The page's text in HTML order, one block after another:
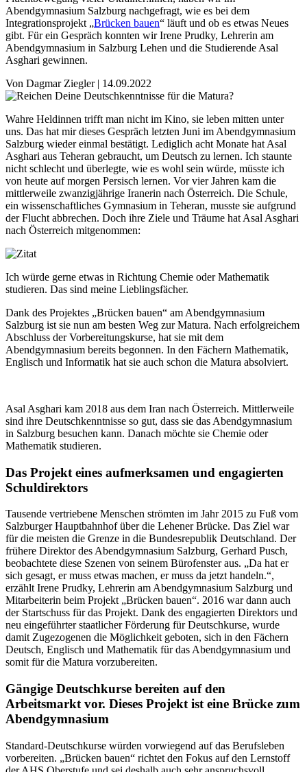
Abendgymnasium Salzburg nachgefragt, wie es bei dem
Integrationsprojekt „Brücken bauen“ läuft und ob es etwas Neues
gibt. Für ein Gespräch konnten wir Irene Prudky, Lehrerin am
Abendgymnasium in Salzburg Lehen und die Studierende Asal
Asghari gewinnen.
Von Dagmar Ziegler| 14.09.2022
Wahre Heldinnen trifft man nicht im Kino, sie leben mitten unter
uns. Das hat mir dieses Gespräch letzten Juni im Abendgymnasium
Salzburg wieder einmal bestätigt. Lediglich acht Monate hat Asal
Asghari aus Teheran gebraucht, um Deutsch zu lernen. Ich staunte
nicht schlecht und überlegte, wie es wohl sein würde, müsste ich
von heute auf morgen Persisch lernen. Vor vier Jahren kam die
mittlerweile zwanzigjährige Iranerin nach Österreich. Die Schule,
ein wissenschaftliches Gymnasium in Teheran, musste sie aufgrund
der Flucht abbrechen. Doch ihre Ziele und Träume hat Asal Asghari
nach Österreich mitgenommen:
Ich würde gerne etwas in Richtung Chemie oder Mathematik
studieren. Das sind meine Lieblingsfächer.
Dank des Projektes „Brücken bauen“ am Abendgymnasium
Salzburg ist sie nun am besten Weg zur Matura. Nach erfolgreichem
Abschluss der Vorbereitungskurse, hat sie mit dem
Abendgymnasium bereits begonnen. In den Fächern Mathematik,
Englisch und Informatik hat sie auch schon die Matura absolviert.
Asal Asghari kam 2018 aus dem Iran nach Österreich. Mittlerweile
sind ihre Deutschkenntnisse so gut, dass sie das Abendgymnasium
in Salzburg besuchen kann. Danach möchte sie Chemie oder
Mathematik studieren.
Das Projekt eines aufmerksamen und engagierten
Schuldirektors
Tausende vertriebene Menschen strömten im Jahr 2015 zu Fuß vom
Salzburger Hauptbahnhof über die Lehener Brücke. Das Ziel war
für die meisten die Grenze in die Bundesrepublik Deutschland. Der
frühere Direktor des Abendgymnasium Salzburg, Gerhard Pusch,
beobachtete diese Szenen von seinem Bürofenster aus. „Da hat er
sich gesagt, er muss etwas machen, er muss da jetzt handeln.“,
erzählt Irene Prudky, Lehrerin am Abendgymnasium Salzburg und
Mitarbeiterin beim Projekt „Brücken bauen“. 2016 war dann auch
der Startschuss für das Projekt. Dank des engagierten Direktors und
neu eingeführter staatlicher Förderung für Deutschkurse, wurde
damit Zugezogenen die Möglichkeit geboten, sich in den Fächern
Deutsch, Englisch und Mathematik für das Abendgymnasium und
somit für die Matura vorzubereiten.
Gängige Deutschkurse bereiten auf den
Arbeitsmarkt vor. Dieses Projekt ist eine Brücke zum
Abendgymnasium
Standard-Deutschkurse würden vorwiegend auf das Berufsleben
vorbereiten. „Brücken bauen“ richtet den Fokus auf den Lernstoff